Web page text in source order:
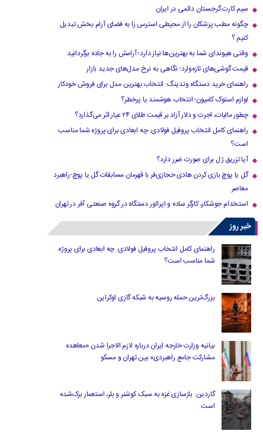
سیم کارت گرجستان دائمی در ایران
چگونه مطب پزشکان را از محیطی استرس زا به فضای آرام بخش تبدیل
کنیم ؟
وقتی هیوندای شما به بهترین‌ها نیاز دارد؛ آرامش را به جاده برگردانید
قیمت گوشی‌های تازه‌وارد؛ نگاهی به نرخ مدل‌های جدید بازار
راهنمای خرید دستگاه وندینگ: انتخاب بهترین مدل برای فروش خودکار
لوازم استوک کامیون؛ انتخاب هوشمند یا پرخطر؟
چطور مالیات، اجرت و دلار آزاد بر قیمت طلای ۲۴ عیار اثر می‌گذارد؟
راهنمای کامل انتخاب پروفیل فولادی: چه ابعادی برای پروژه شما مناسب
است؟
آیا تزریق ژل برای صورت ضرر دارد​؟
گل یا پوچ بازی کردن هادی حجازی‌فر با قهرمان مسابقات گل یا پوچ-راهبرد
معاصر
استخدام جوشکار، کارگر ساده و اپراتور دستگاه در گروه صنعتی آفر در تهران
خبر روز
راهنمای کامل انتخاب پروفیل فولادی: چه ابعادی برای پروژه
شما مناسب است؟
بزرگ‌ترین حمله روسیه به شبکه گازی اوکراین
بیانیه وزارت خارجه ایران درباره لازم‌ الاجرا شدن «معاهده
مشارکت جامع راهبردی» بین تهران و مسکو
گاردین: بازسازی غزه به سبک کوشنر و بلر، استعمار بزک‌شده
است